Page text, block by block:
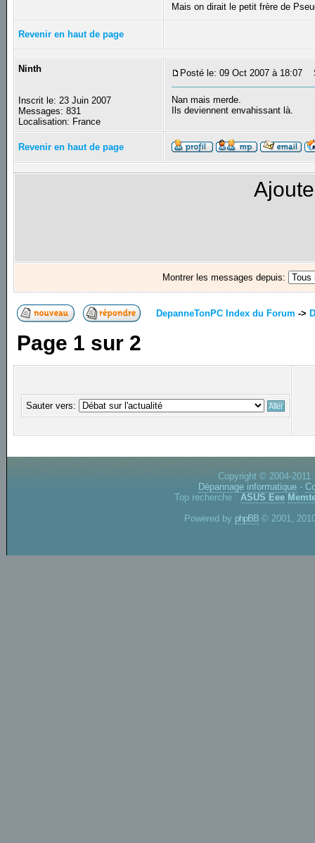
Mais on dirait le petit frère de
Revenir en haut de page
Ninth
Inscrit le: 23 Juin 2007
Messages: 831
Localisation: France
Posté le: 09 Oct 2007 à 18:07
Nan mais merde.
Ils deviennent envahissant là.
Revenir en haut de page
Montrer les messages depuis:
DepanneTonPC Index du Forum ->
Page 1 sur 2
Sauter vers:
Copyright © 2004-
Dépannage informatique -
Top recherche : ASUS Eee
Powered by phpBB © 2001,